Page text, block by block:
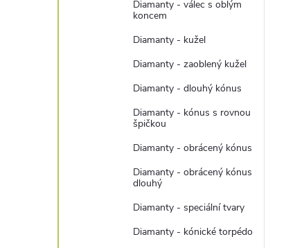
Diamanty - válec s oblým
koncem
Diamanty - kužel
Diamanty - zaoblený kužel
Diamanty - dlouhý kónus
Diamanty - kónus s rovnou
špičkou
Diamanty - obrácený kónus
Diamanty - obrácený kónus
dlouhý
Diamanty - speciální tvary
Diamanty - kónické torpédo